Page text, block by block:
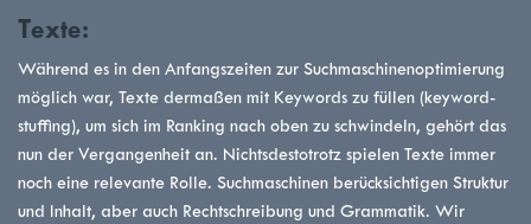
Texte:
Während es in den Anfangszeiten zur Suchmaschinenoptimierung
möglich war, Texte dermaßen mit Keywords zu füllen (keyword-
stuffing), um sich im Ranking nach oben zu schwindeln, gehört das
nun der Vergangenheit an. Nichtsdestotrotz spielen Texte immer
noch eine relevante Rolle. Suchmaschinen berücksichtigen Struktur
und Inhalt, aber auch Rechtschreibung und Grammatik. Wir